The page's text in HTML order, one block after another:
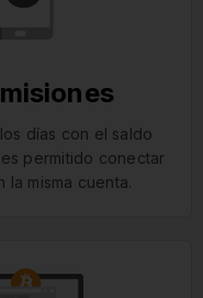
días con el saldo
permitido conectar
la misma cuenta.